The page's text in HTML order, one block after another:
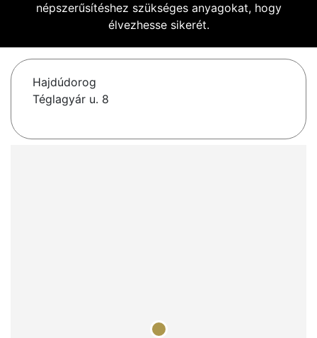
népszerűsítéshez szükséges anyagokat, hogy
élvezhesse sikerét.
Hajdúdorog
Téglagyár u. 8